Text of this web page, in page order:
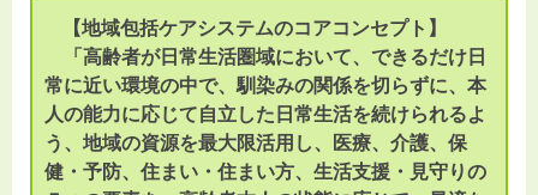
【地域包括ケアシステムのコアコンセプト】
「高齢者が日常生活圏域において、できるだけ日
常に近い環境の中で、馴染みの関係を切らずに、本
人の能力に応じて自立した日常生活を続けられるよ
う、地域の資源を最大限活用し、医療、介護、保
健・予防、住まい・住まい方、生活支援・見守りの